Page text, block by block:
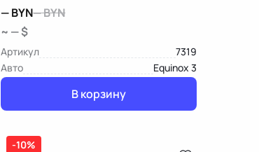
—BYN—BYN
~ — $
Артикул
7319
Авто
Equinox 3
В корзину
-10%